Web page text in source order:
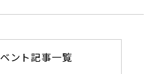
ント記事一覧